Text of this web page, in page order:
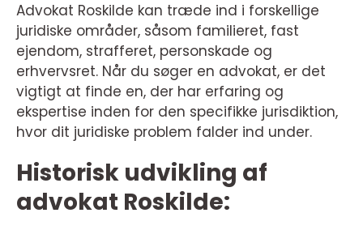
Advokat Roskilde kan træde ind i forskellige
juridiske områder, såsom familieret, fast
ejendom, strafferet, personskade og
erhvervsret. Når du søger en advokat, er det
vigtigt at finde en, der har erfaring og
ekspertise inden for den specifikke jurisdiktion,
hvor dit juridiske problem falder ind under.
Historisk udvikling af
advokat Roskilde: